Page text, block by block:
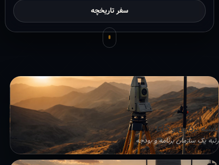
سفر تاریخچه
نقشه برداری و GIS
رتبه یک سازمان برنامه و بودجه